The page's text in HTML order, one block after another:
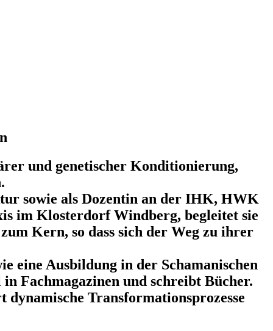
und genetischer Konditionierung,
sowie als Dozentin an der IHK, HWK
im Klosterdorf Windberg, begleitet sie
Kern, so dass sich der Weg zu ihrer
eine Ausbildung in der Schamanischen
Fachmagazinen und schreibt Bücher.
Transformationsprozesse